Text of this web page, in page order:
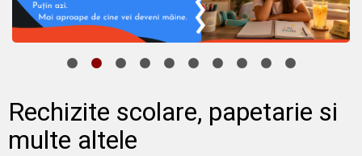
Rechizite scolare, papetarie si
multe altele